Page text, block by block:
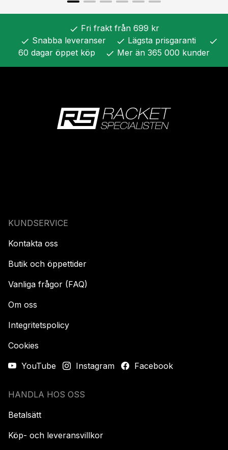
check Fri frakt från 699 kr
check Snabba leveranser check Lägsta prisgaranti check
60 dagar öppet köp check Mer än 365 000 kunder
KUNDSERVICE
Kontakta oss
Butik och öppettider
Vanliga frågor (FAQ)
Om oss
Integritetspolicy
Cookies
YouTube
Instagram Facebook
HANDLA HOS OSS
Betalsätt
Köp- och leveransvillkor